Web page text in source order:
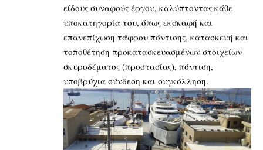
είδους συναφούς έργου, καλύπτοντας κάθε
υποκατηγορία του, όπως εκσκαφή και
επανεπίχωση τάφρου πόντισης, κατασκευή και
τοποθέτηση προκατασκευασμένων στοιχείων
σκυροδέματος (προστασίας), πόντιση,
υποβρύχια σύνδεση και συγκόλληση.